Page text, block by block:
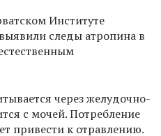
Институте
следы атропина в
через желудочно-
с мочей. Потребление
привести к отравлению.